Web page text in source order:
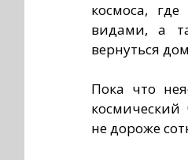
космоса,
видами, а
вернуться
Пока что
космический
не дороже